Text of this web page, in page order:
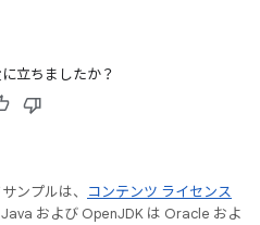
立ちましたか？
ンプルは、
コンテンツ ライセンス
および OpenJDK は Oracle およ